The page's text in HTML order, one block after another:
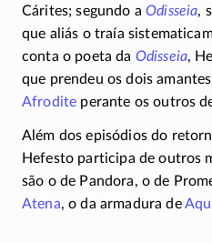
Cárites; segundo aOdisseia,
que aliás o traía
conta o poeta da Odisseia,
que prendeu os dois
Afrodite perante os outros
Além dos episódios do
Hefesto participa de outros
são o de Pandora, o de
Atena, o da armadura de